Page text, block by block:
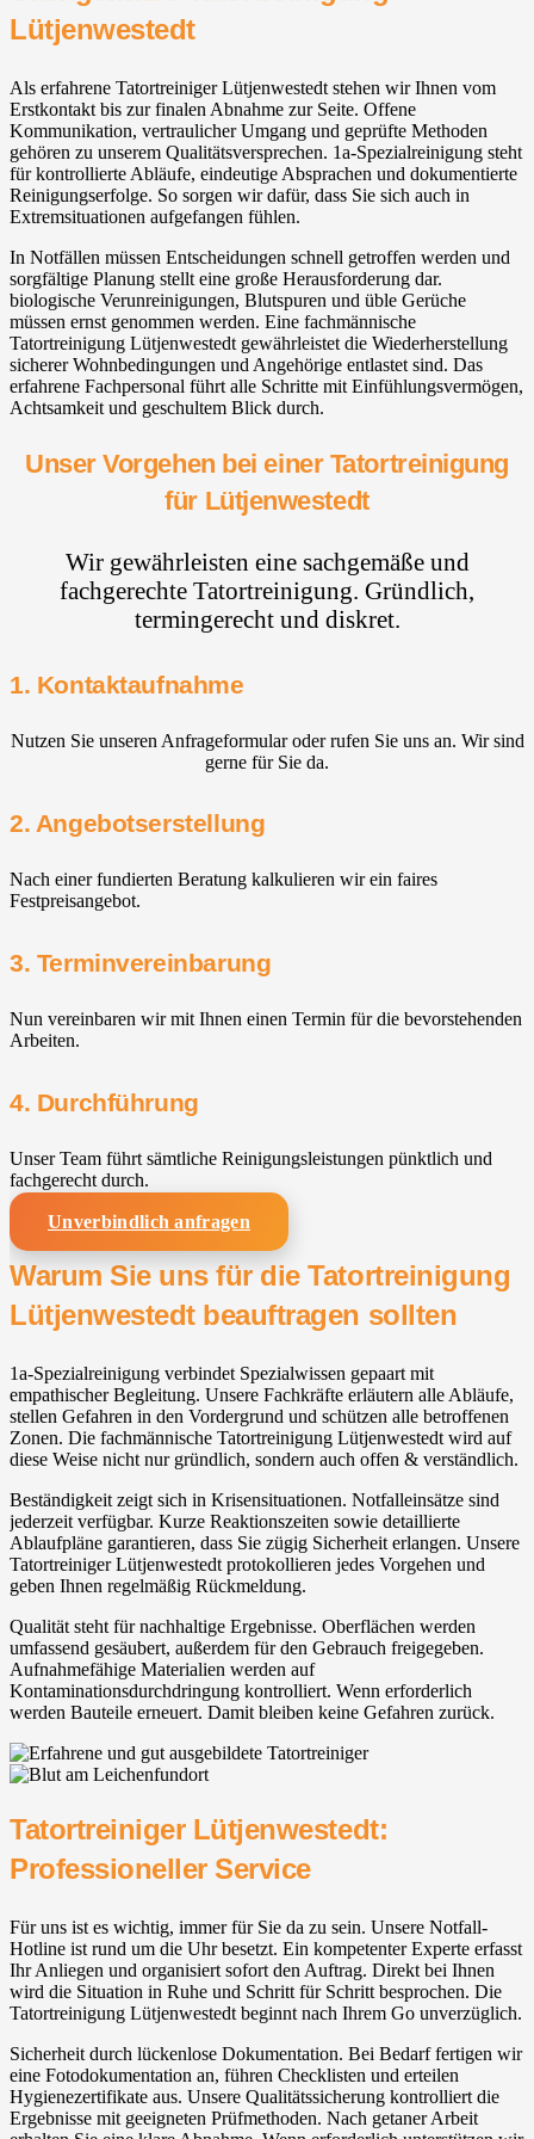
Lütjenwestedt
Als erfahrene Tatortreiniger Lütjenwestedt stehen wir Ihnen vom
Erstkontakt bis zur finalen Abnahme zur Seite. Offene
Kommunikation, vertraulicher Umgang und geprüfte Methoden
gehören zu unserem Qualitätsversprechen. 1a-Spezialreinigung steht
für kontrollierte Abläufe, eindeutige Absprachen und dokumentierte
Reinigungserfolge. So sorgen wir dafür, dass Sie sich auch in
Extremsituationen aufgefangen fühlen.
In Notfällen müssen Entscheidungen schnell getroffen werden und
sorgfältige Planung stellt eine große Herausforderung dar.
biologische Verunreinigungen, Blutspuren und üble Gerüche
müssen ernst genommen werden. Eine fachmännische
Tatortreinigung Lütjenwestedt gewährleistet die Wiederherstellung
sicherer Wohnbedingungen und Angehörige entlastet sind. Das
erfahrene Fachpersonal führt alle Schritte mit Einfühlungsvermögen,
Achtsamkeit und geschultem Blick durch.
Unser Vorgehen bei einer Tatortreinigung
für Lütjenwestedt
Wir gewährleisten eine sachgemäße und
fachgerechte Tatortreinigung. Gründlich,
termingerecht und diskret.
1. Kontaktaufnahme
Nutzen Sie unseren Anfrageformular oder rufen Sie uns an. Wir sind
gerne für Sie da.
2. Angebotserstellung
Nach einer fundierten Beratung kalkulieren wir ein faires
Festpreisangebot.
3. Terminvereinbarung
Nun vereinbaren wir mit Ihnen einen Termin für die bevorstehenden
Arbeiten.
4. Durchführung
Unser Team führt sämtliche Reinigungsleistungen pünktlich und
fachgerecht durch.
Unverbindlich anfragen
Warum Sie uns für die Tatortreinigung
Lütjenwestedt beauftragen sollten
1a-Spezialreinigung verbindet Spezialwissen gepaart mit
empathischer Begleitung. Unsere Fachkräfte erläutern alle Abläufe,
stellen Gefahren in den Vordergrund und schützen alle betroffenen
Zonen. Die fachmännische Tatortreinigung Lütjenwestedt wird auf
diese Weise nicht nur gründlich, sondern auch offen & verständlich.
Beständigkeit zeigt sich in Krisensituationen. Notfalleinsätze sind
jederzeit verfügbar. Kurze Reaktionszeiten sowie detaillierte
Ablaufpläne garantieren, dass Sie zügig Sicherheit erlangen. Unsere
Tatortreiniger Lütjenwestedt protokollieren jedes Vorgehen und
geben Ihnen regelmäßig Rückmeldung.
Qualität steht für nachhaltige Ergebnisse. Oberflächen werden
umfassend gesäubert, außerdem für den Gebrauch freigegeben.
Aufnahmefähige Materialien werden auf
Kontaminationsdurchdringung kontrolliert. Wenn erforderlich
werden Bauteile erneuert. Damit bleiben keine Gefahren zurück.
Tatortreiniger Lütjenwestedt:
Professioneller Service
Für uns ist es wichtig, immer für Sie da zu sein. Unsere Notfall-
Hotline ist rund um die Uhr besetzt. Ein kompetenter Experte erfasst
Ihr Anliegen und organisiert sofort den Auftrag. Direkt bei Ihnen
wird die Situation in Ruhe und Schritt für Schritt besprochen. Die
Tatortreinigung Lütjenwestedt beginnt nach Ihrem Go unverzüglich.
Sicherheit durch lückenlose Dokumentation. Bei Bedarf fertigen wir
eine Fotodokumentation an, führen Checklisten und erteilen
Hygienezertifikate aus. Unsere Qualitätssicherung kontrolliert die
Ergebnisse mit geeigneten Prüfmethoden. Nach getaner Arbeit